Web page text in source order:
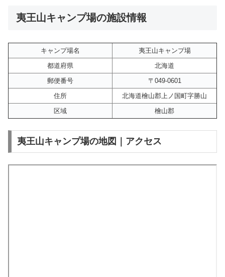
夷王山キャンプ場の施設情報
キャンプ場名
夷王山キャンプ場
都道府県
北海道
郵便番号
〒049-0601
住所
北海道檜山郡上ノ国町字勝山
区域
檜山郡
夷王山キャンプ場の地図｜アクセス